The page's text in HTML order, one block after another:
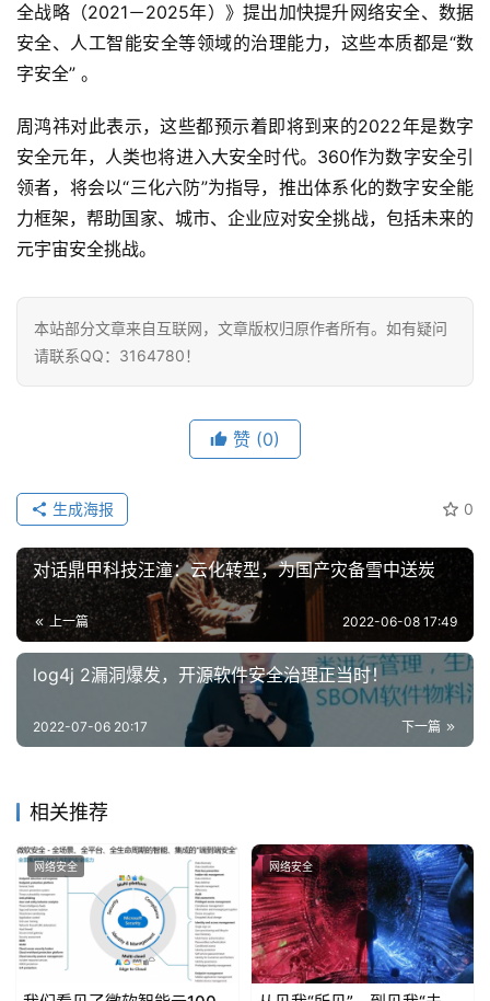
全战略（2021－2025年）》提出加快提升网络安全、数据
安全、人工智能安全等领域的治理能力，这些本质都是“数
字安全” 。
周鸿祎对此表示，这些都预示着即将到来的2022年是数字
安全元年，人类也将进入大安全时代。360作为数字安全引
领者，将会以“三化六防”为指导，推出体系化的数字安全能
力框架，帮助国家、城市、企业应对安全挑战，包括未来的
元宇宙安全挑战。
本站部分文章来自互联网，文章版权归原作者所有。如有疑问
请联系QQ：3164780！
赞 (0)
0
生成海报
对话鼎甲科技汪潼：云化转型，为国产灾备雪中送炭
上一篇 2022-06-08 17:49
log4j 2漏洞爆发，开源软件安全治理正当时！
下一篇
2022-07-06 20:17
相关推荐
网络安全 网络安全